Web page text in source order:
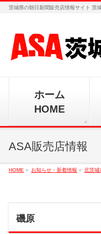
茨城県の朝日新聞販売店情報サイト 茨
ホーム
HOME
ASA販売店情報
HOME » お知らせ・新着情報 » 北茨城
磯原